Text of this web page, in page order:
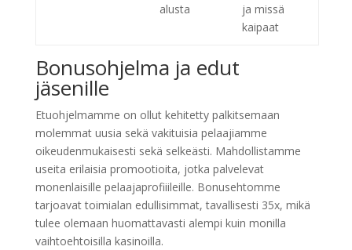
alusta
ja missä
kaipaat
Bonusohjelma ja edut
jäsenille
Etuohjelmamme on ollut kehitetty palkitsemaan
molemmat uusia sekä vakituisia pelaajiamme
oikeudenmukaisesti sekä selkeästi. Mahdollistamme
useita erilaisia promootioita, jotka palvelevat
monenlaisille pelaajaprofiiileille. Bonusehtomme
tarjoavat toimialan edullisimmat, tavallisesti 35x, mikä
tulee olemaan huomattavasti alempi kuin monilla
vaihtoehtoisilla kasinoilla.